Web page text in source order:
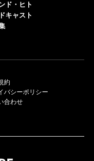
ド・ヒト
キャスト
約
バシーポリシー
合わせ